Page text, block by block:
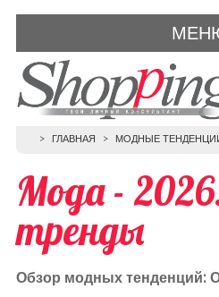
ГЛАВНАЯ МОДНЫЕ
Мода -
тренды
Обзор модных тенденций: